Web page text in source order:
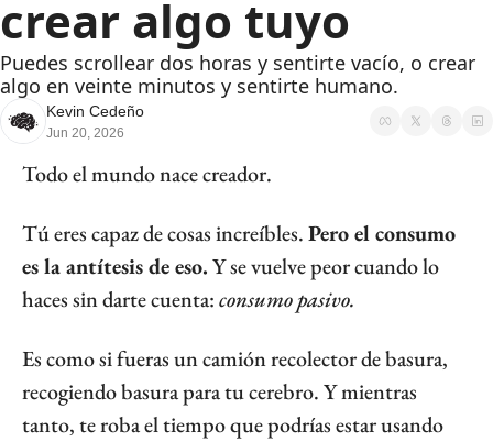
crear algo tuyo
Puedes scrollear dos horas y sentirte vacío, o crear
algo en veinte minutos y sentirte humano.
Kevin Cedeño
Jun 20, 2026
Todo el mundo nace creador.
Tú eres capaz de cosas increíbles. Pero el consumo
es la antítesis de eso. Y se vuelve peor cuando lo
haces sin darte cuenta: consumo pasivo.
Es como si fueras un camión recolector de basura,
recogiendo basura para tu cerebro. Y mientras
tanto, te roba el tiempo que podrías estar usando